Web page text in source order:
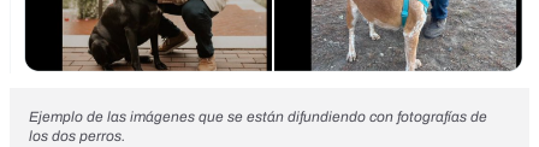
Ejemplo de las imágenes que se están difundiendo con fotografías de
los dos perros.